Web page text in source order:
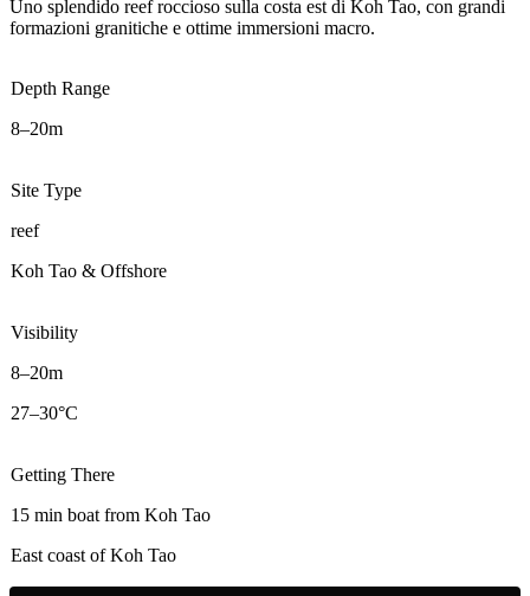
Uno splendido reef roccioso sulla costa est di Koh Tao, con grandi
formazioni granitiche e ottime immersioni macro.
Depth Range
8–20m
Site Type
reef
Koh Tao & Offshore
Visibility
8–20m
27–30°C
Getting There
15 min boat from Koh Tao
East coast of Koh Tao